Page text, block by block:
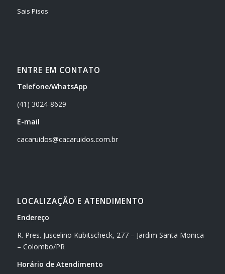
Sais Pisos
ENTRE EM CONTATO
Telefone/WhatsApp
(41) 3024-8629
E-mail
cacaruidos@cacaruidos.com.br
LOCALIZAÇÃO E ATENDIMENTO
Endereço
R. Pres. Juscelino Kubitscheck, 277 – Jardim Santa Monica
– Colombo/PR
Horário de Atendimento